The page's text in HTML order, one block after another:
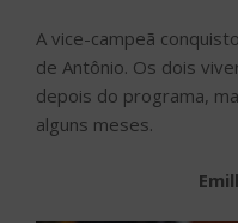
A vice-campeã
de Antônio. Os dois
depois do programa,
alguns meses.